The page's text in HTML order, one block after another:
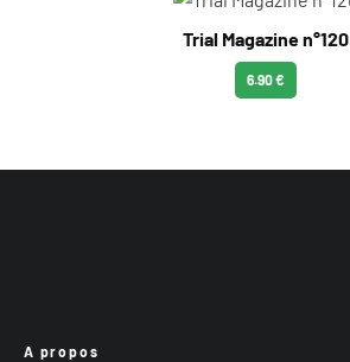
Trial Magazine n°120
6.90 €
A propos